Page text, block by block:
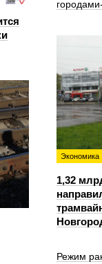
Экономика
1,32
Режим